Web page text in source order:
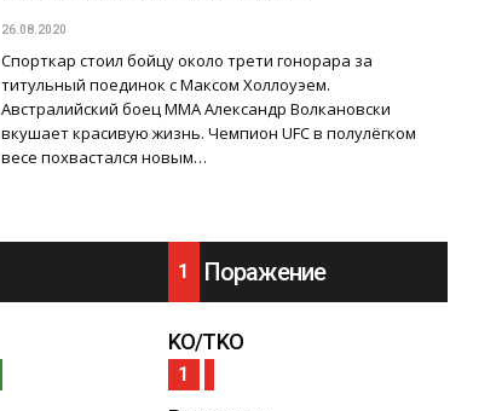
26.08.2020
Спорткар стоил бойцу около трети гонорара за
титульный поединок с Максом Холлоуэем.
Австралийский боец ММА Александр Волкановски
вкушает красивую жизнь. Чемпион UFC в полулёгком
весе похвастался новым…
1 Поражение
KO/TKO
1